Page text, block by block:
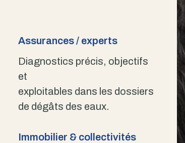
Assurances / experts
Diagnostics précis, objectifs
et
exploitables dans les dossiers
de dégâts des eaux.
Immobilier & collectivités